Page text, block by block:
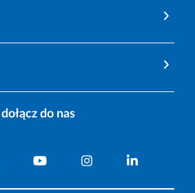
dołącz do nas